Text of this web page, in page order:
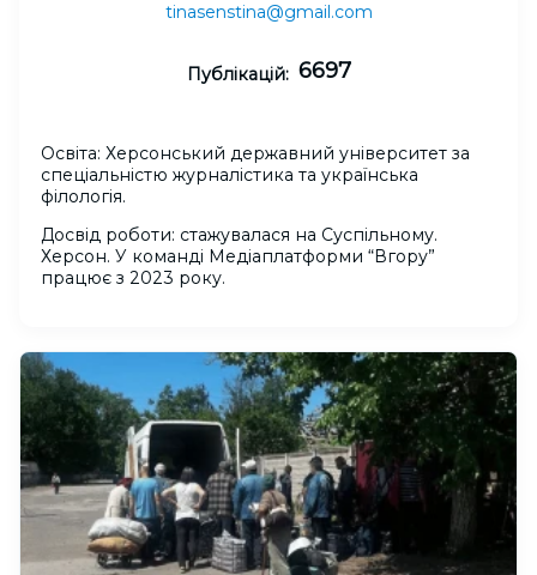
tinasenstina@gmail.com
Публікацій: 6697
Освіта: Херсонський державний університет за
спеціальністю журналістика та українська
філологія.
Досвід роботи: cтажувалася на Суспільному.
Херсон. У команді Медіаплатформи “Вгору”
працює з 2023 року.